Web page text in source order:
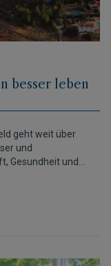
besser leben
geht weit über
und
Gesundheit und
verwandeln.